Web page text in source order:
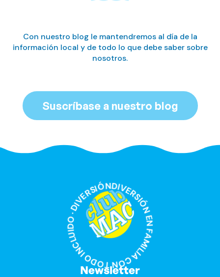
Con nuestro blog le mantendremos al día de la
información local y de todo lo que debe saber sobre
nosotros.
Suscríbase a nuestro blog
DIVERSIÓN EN FAMILIA CON TODO INCLUIDO · DIVERSIÓN EN FAMILIA CON TODO INCLUIDO ·
Newsletter